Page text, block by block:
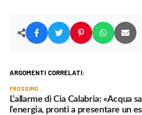
ARGOMENTI CORRELATI:
PROSSIMO
L’allarme di Cia Calabria: «Acqua
l’energia, pronti a presentare un